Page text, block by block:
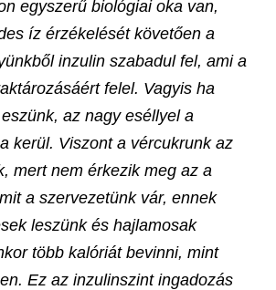
egyszerű biológiai oka van,
íz érzékelését követően a
inzulin szabadul fel, ami a
felel. Vagyis ha
az nagy eséllyel a
kerül. Viszont a vércukrunk az
mert nem érkezik meg az a
a szervezetünk vár, ennek
leszünk és hajlamosak
több kalóriát bevinni, mint
Ez az inzulinszint ingadozás